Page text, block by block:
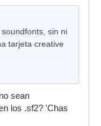
sin ni
tarjeta creative
sean
los .sf2? 'Chas